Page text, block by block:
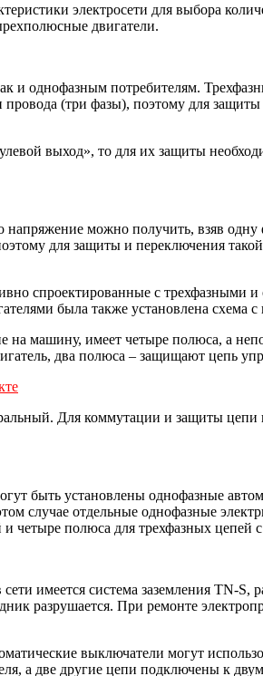
электросети для выбора
двигатели.
и однофазным потребителям.
(три фазы), поэтому для
выход», то для их защиты
можно получить, взяв
для защиты и переключения
спроектированные с трехфазными
была также установлена ​​схема
машину, имеет четыре полюса, а
два полюса – защищают цепь
Для коммутации и защиты
быть установлены однофазные
случае отдельные однофазные
четыре полюса для трехфазных цепей
имеется система заземления
разрушается. При ремонте
выключатели могут
а две другие цепи подключены к